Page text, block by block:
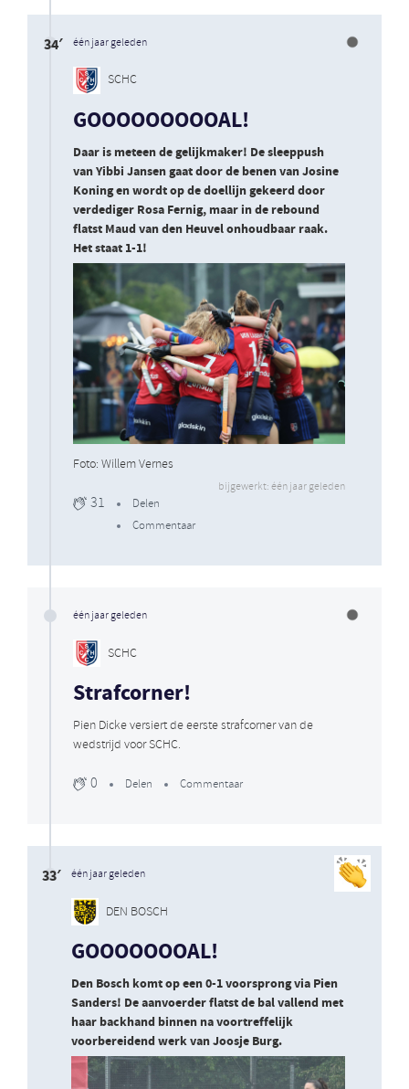
34′ één jaar geleden
SCHC
GOOOOOOOOOAL!
Daar is meteen de gelijkmaker! De sleeppush
van Yibbi Jansen gaat door de benen van Josine
Koning en wordt op de doellijn gekeerd door
verdediger Rosa Fernig, maar in de rebound
flatst Maud van den Heuvel onhoudbaar raak.
Het staat 1-1!
Foto: Willem Vernes
bijgewerkt: één jaar geleden
31
Delen
Commentaar
één jaar geleden
SCHC
Strafcorner!
Pien Dicke versiert de eerste strafcorner van de
wedstrijd voor SCHC.
0 Delen Commentaar
33′ één jaar geleden
DEN BOSCH
GOOOOOOOAL!
Den Bosch komt op een 0-1 voorsprong via Pien
Sanders! De aanvoerder flatst de bal vallend met
haar backhand binnen na voortreffelijk
voorbereidend werk van Joosje Burg.